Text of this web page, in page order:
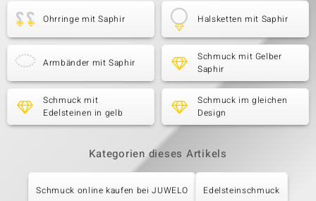
Ohrringe mit Saphir Halsketten mit Saphir
Armbänder mit Saphir
Schmuck mit Gelber
Saphir
Schmuck mit
Edelsteinen in gelb
Schmuck im gleichen
Design
Kategorien dieses Artikels
Schmuck online kaufen bei JUWELO Edelsteinschmuck